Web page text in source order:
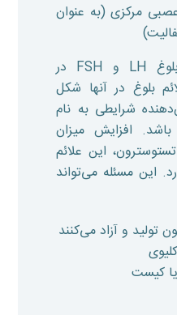
مرکزی (به عنوان
مقادیر طبیعی قبل از بلوغ LH و FSH در
بلوغ در آنها شکل
شرایطی به نام
افزایش میزان
این علائم
این مسئله می‌تواند
تولید و آزاد می‌کنند
کیست